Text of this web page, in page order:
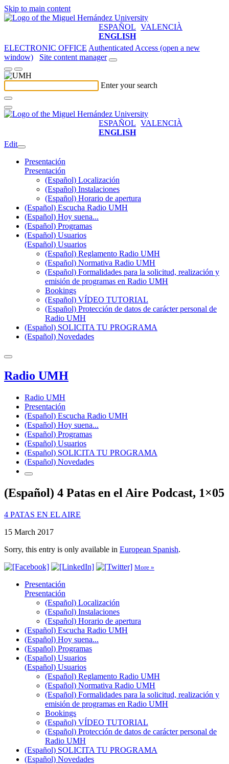
Skip to main content
ESPAÑOL VALENCIÀ
ENGLISH
ELECTRONIC OFFICE Authenticated Access (open a new
window)
Site content manager
Enter your search
ESPAÑOL VALENCIÀ
ENGLISH
Edit
Presentación
Presentación
(Español) Localización
(Español) Instalaciones
(Español) Horario de apertura
(Español) Escucha Radio UMH
(Español) Hoy suena...
(Español) Programas
(Español) Usuarios
(Español) Usuarios
(Español) Reglamento Radio UMH
(Español) Normativa Radio UMH
(Español) Formalidades para la solicitud, realización y
emisión de programas en Radio UMH
Bookings
(Español) VÍDEO TUTORIAL
(Español) Protección de datos de carácter personal de
Radio UMH
(Español) SOLICITA TU PROGRAMA
(Español) Novedades
Radio UMH
Radio UMH
Presentación
(Español) Escucha Radio UMH
(Español) Hoy suena...
(Español) Programas
(Español) Usuarios
(Español) SOLICITA TU PROGRAMA
(Español) Novedades
(Español) 4 Patas en el Aire Podcast, 1×05
4 PATAS EN EL AIRE
15 March 2017
Sorry, this entry is only available in European Spanish.
More »
Presentación
Presentación
(Español) Localización
(Español) Instalaciones
(Español) Horario de apertura
(Español) Escucha Radio UMH
(Español) Hoy suena...
(Español) Programas
(Español) Usuarios
(Español) Usuarios
(Español) Reglamento Radio UMH
(Español) Normativa Radio UMH
(Español) Formalidades para la solicitud, realización y
emisión de programas en Radio UMH
Bookings
(Español) VÍDEO TUTORIAL
(Español) Protección de datos de carácter personal de
Radio UMH
(Español) SOLICITA TU PROGRAMA
(Español) Novedades